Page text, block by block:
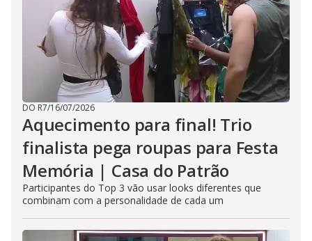
DO R7/16/07/2026
Aquecimento para final! Trio
finalista pega roupas para Festa
Memória | Casa do Patrão
Participantes do Top 3 vão usar looks diferentes que
combinam com a personalidade de cada um